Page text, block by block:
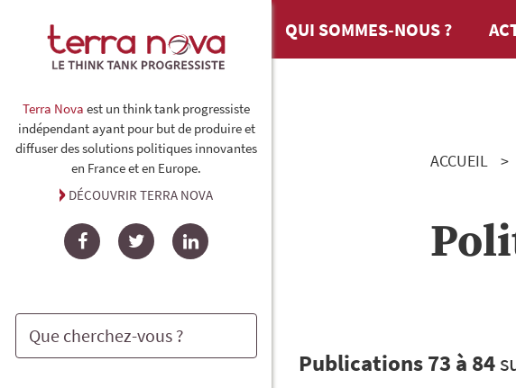
Terra Nova est un think tank progressiste
indépendant ayant pour but de produire et
diffuser des solutions politiques innovantes
en France et en Europe.
DÉCOUVRIR TERRA NOVA
FacebookTwitterLinkedIn
QUI SOMMES-NOUS ?
ACCUEIL
Publications 73 à 84